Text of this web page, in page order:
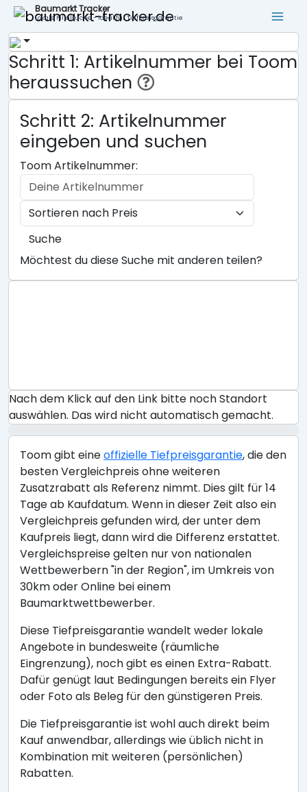
Baumarkt Tracker
Lokale Filialsuche - ideal für Tiefpreisgarantie
Schritt 1: Artikelnummer bei Toom
heraussuchen
Schritt 2: Artikelnummer
eingeben und suchen
Toom Artikelnummer:
Suche
Möchtest du diese Suche mit anderen teilen?
Nach dem Klick auf den Link bitte noch Standort
auswählen. Das wird nicht automatisch gemacht.
Toom gibt eineoffizielle Tiefpreisgarantie, die den
besten Vergleichpreis ohne weiteren
Zusatzrabatt als Referenz nimmt. Dies gilt für 14
Tage ab Kaufdatum. Wenn in dieser Zeit also ein
Vergleichpreis gefunden wird, der unter dem
Kaufpreis liegt, dann wird die Differenz erstattet.
Vergleichspreise gelten nur von nationalen
Wettbewerbern "in der Region", im Umkreis von
30km oder Online bei einem
Baumarktwettbewerber.
Diese Tiefpreisgarantie wandelt weder lokale
Angebote in bundesweite (räumliche
Eingrenzung), noch gibt es einen Extra-Rabatt.
Dafür genügt laut Bedingungen bereits ein Flyer
oder Foto als Beleg für den günstigeren Preis.
Die Tiefpreisgarantie ist wohl auch direkt beim
Kauf anwendbar, allerdings wie üblich nicht in
Kombination mit weiteren (persönlichen)
Rabatten.